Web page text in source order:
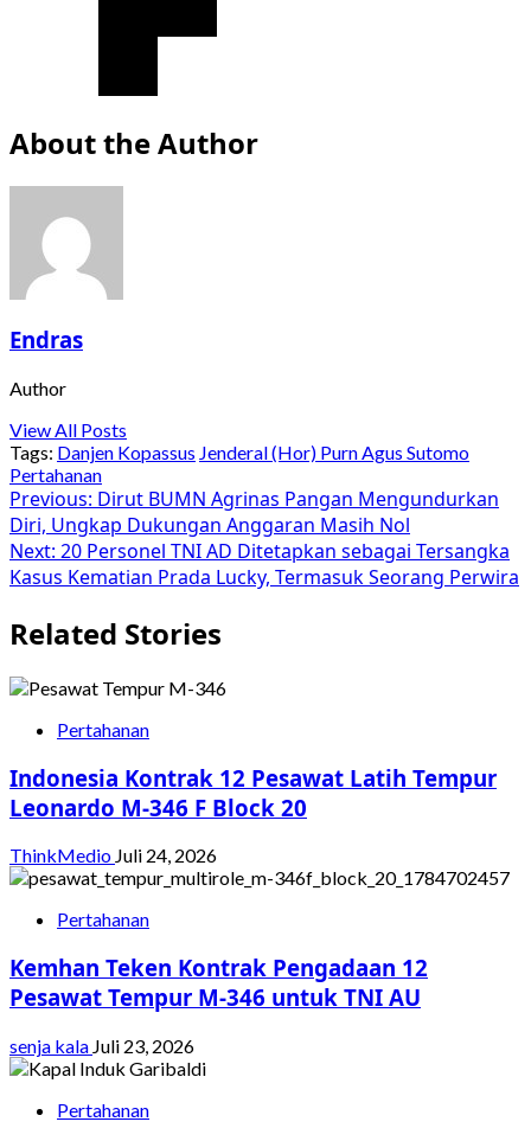
About the Author
Endras
Author
View All Posts
Tags: Danjen Kopassus Jenderal (Hor) Purn Agus Sutomo
Pertahanan
Post
navigation
Previous: Dirut BUMN Agrinas Pangan Mengundurkan
Diri, Ungkap Dukungan Anggaran Masih Nol
Next: 20 Personel TNI AD Ditetapkan sebagai Tersangka
Kasus Kematian Prada Lucky, Termasuk Seorang Perwira
Related Stories
Pertahanan
Indonesia Kontrak 12 Pesawat Latih Tempur
Leonardo M-346 F Block 20
ThinkMedio Juli 24, 2026
Pertahanan
Kemhan Teken Kontrak Pengadaan 12
Pesawat Tempur M-346 untuk TNI AU
senja kala Juli 23, 2026
Pertahanan